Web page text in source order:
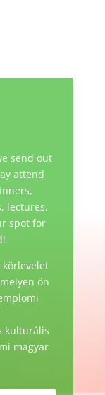
send out
attend
lectures,
spot for
ön
kulturális
magyar